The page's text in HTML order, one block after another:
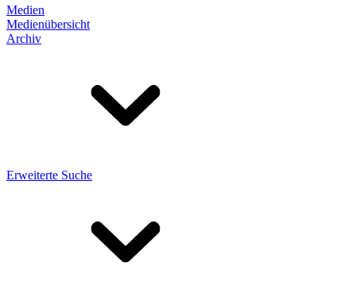
Medien
Medienübersicht
Archiv
Erweiterte Suche